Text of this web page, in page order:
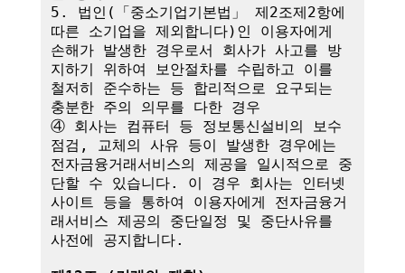
5. 법인(「중소기업기본법」 제2조제2항에
따른 소기업을 제외합니다)인 이용자에게
손해가 발생한 경우로서 회사가 사고를 방
지하기 위하여 보안절차를 수립하고 이를
철저히 준수하는 등 합리적으로 요구되는
충분한 주의 의무를 다한 경우
④ 회사는 컴퓨터 등 정보통신설비의 보수
점검, 교체의 사유 등이 발생한 경우에는
전자금융거래서비스의 제공을 일시적으로 중
단할 수 있습니다. 이 경우 회사는 인터넷
사이트 등을 통하여 이용자에게 전자금융거
래서비스 제공의 중단일정 및 중단사유를
사전에 공지합니다.